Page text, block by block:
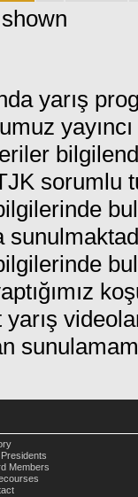
yarış
sorumlu
Members